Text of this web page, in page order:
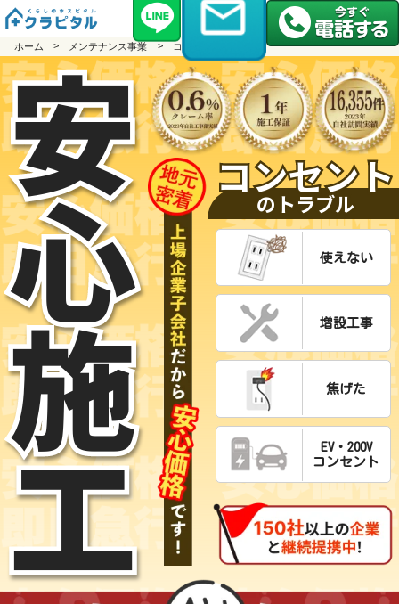
ホーム メンテナンス事業 コンセント
安
心
施
工
コンセント
のトラブル
使えない
増設工事
焦げた
EV・200V
コンセント